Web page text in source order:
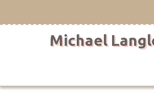
Michael